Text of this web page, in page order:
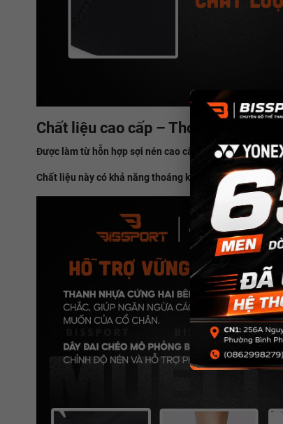
Chất liệu cao cấp – Thoáng khí, êm
Được làm từ hỗn hợp sợi nén cao cấp (Nylon +
Chất liệu này có khả năng thoáng khí cao, không bí